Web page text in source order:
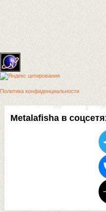
Metalafisha в
Политика конфиденциальности